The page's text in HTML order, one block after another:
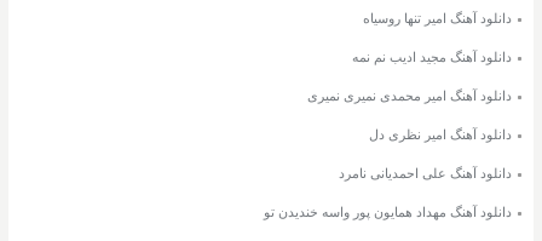
دانلود آهنگ امیر تنها روسیاه
دانلود آهنگ مجید ادیب نم نمه
دانلود آهنگ امیر محمدی نمیری نمیری
دانلود آهنگ امیر نظری دل
دانلود آهنگ علی احمدیانی نامرد
دانلود آهنگ مهداد همایون پور واسه خندیدن تو